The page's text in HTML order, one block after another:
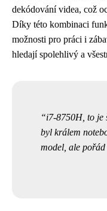
dekódování videa, což
Díky této kombinaci
možnosti pro práci i
hledají spolehlivý a
i7-8750H, to je
byl králem
model, ale